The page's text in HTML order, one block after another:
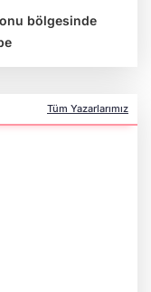
bölgesinde
Tüm Yazarlarımız